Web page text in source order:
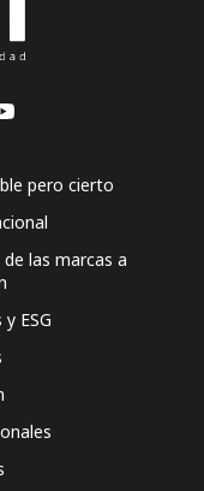
pero cierto
de las marcas a
ESG